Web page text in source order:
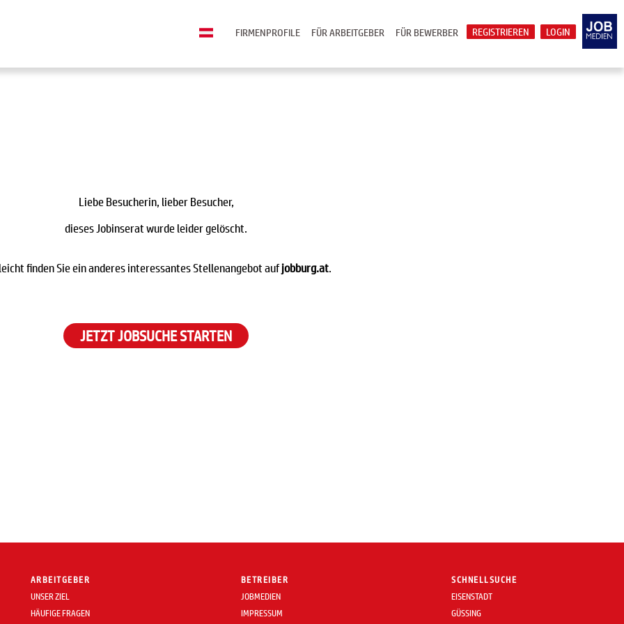
LOGIN
REGISTRIEREN
FÜR BEWERBER
FÜR ARBEITGEBER
FIRMENPROFILE
Liebe Besucherin, lieber Besucher,
dieses Jobinserat wurde leider gelöscht.
finden Sie ein anderes interessantes Stellenangebot aufjobburg.at.
JETZT JOBSUCHE STARTEN
ARBEITGEBER
UNSER ZIEL
HÄUFIGE FRAGEN
BETREIBER
JOBMEDIEN
IMPRESSUM
SCHNELLSUCHE
EISENSTADT
GÜSSING